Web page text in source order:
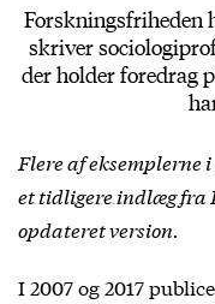
Forskningsfriheden
skriver
der holder foredrag
Flere af eksemplerne
et tidligere indlæg fra
opdateret version.
I 2007 og 2017